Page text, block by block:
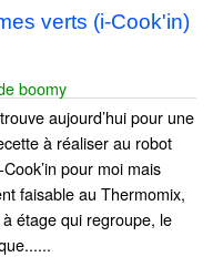
verts (i-Cook'in)
boomy
aujourd’hui pour une
à réaliser au robot
pour moi mais
faisable au Thermomix,
étage qui regroupe, le